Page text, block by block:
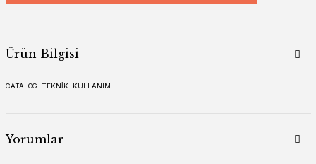
Ürün Bilgisi
CATALOG TEKNİK KULLANIM
Yorumlar